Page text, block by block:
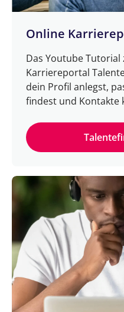
Online
Das Youtube Tutorial
Karriereportal
dein Profil anlegst,
findest und Kontakte